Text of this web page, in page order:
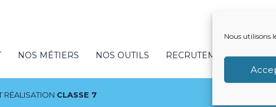
Nous utilisons
NOS MÉTIERS NOS OUTILS RECRUTEMENT
RÉALISATION CLASSE 7